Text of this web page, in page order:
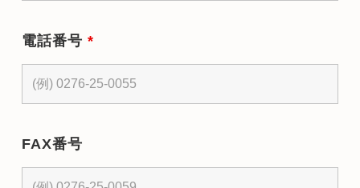
電話番号*
FAX番号